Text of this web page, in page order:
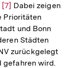
Zur
Auflösung
der
Fußnote
[7] Dabei zeigen
Prioritäten
und Bonn
Städten
zurückgelegt
gefahren wird.